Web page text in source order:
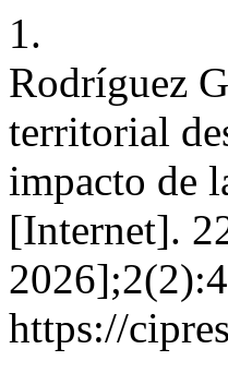
1.
Rodríguez
territorial
impacto de
[Internet].
https://